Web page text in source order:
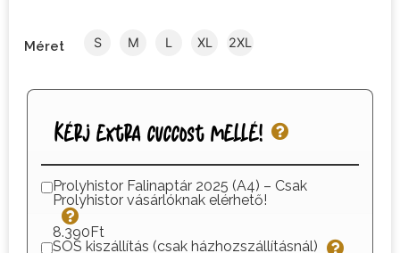
Méret S M L XL 2XL
Kérj extra cuccost mellé!
Prolyhistor Falinaptár 2025 (A4) – Csak
Prolyhistor vásárlóknak elérhető!
8.390Ft
SOS kiszállítás (csak házhozszállításnál)